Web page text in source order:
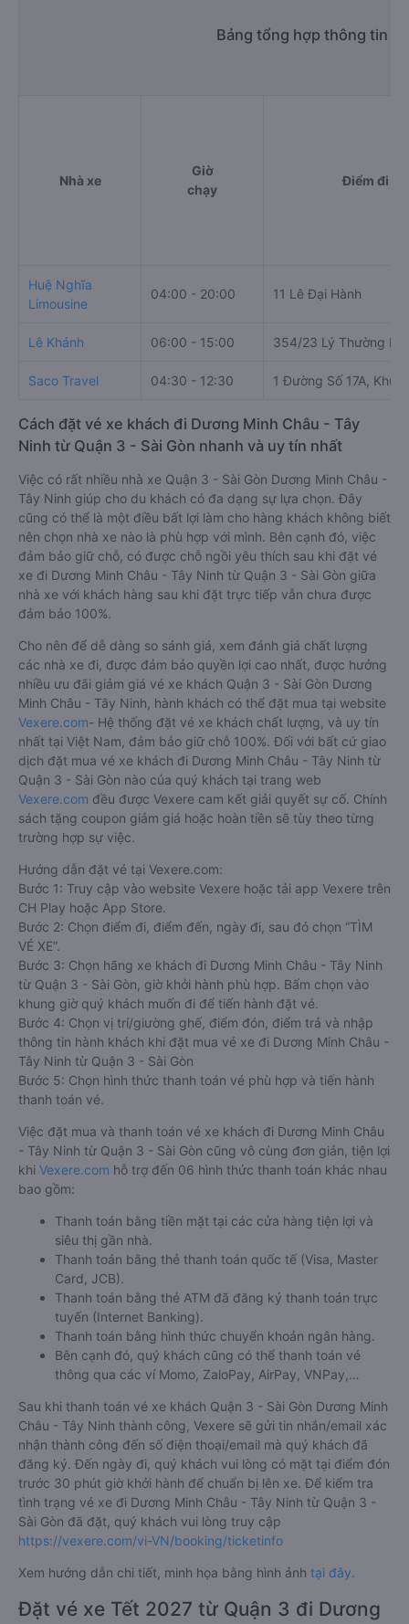
Bảng tổng hợp thông tin
Nhà xe
Giờ
chạy
Điểm đi
Huệ Nghĩa
Limousine
04:00 - 20:00 11 Lê Đại Hành
Lê Khánh 06:00 - 15:00 354/23 Lý Thường
Saco Travel 04:30 - 12:30 1 Đường Số 17A, Khu
Cách đặt vé xe khách đi Dương Minh Châu - Tây
Ninh từ Quận 3 - Sài Gòn nhanh và uy tín nhất
Việc có rất nhiều nhà xe Quận 3 - Sài Gòn Dương Minh Châu -
Tây Ninh giúp cho du khách có đa dạng sự lựa chọn. Đây
cũng có thể là một điều bất lợi làm cho hàng khách không biết
nên chọn nhà xe nào là phù hợp với mình. Bên cạnh đó, việc
đảm bảo giữ chỗ, có được chỗ ngồi yêu thích sau khi đặt vé
xe đi Dương Minh Châu - Tây Ninh từ Quận 3 - Sài Gòn giữa
nhà xe với khách hàng sau khi đặt trực tiếp vẫn chưa được
đảm bảo 100%.
Cho nên để dễ dàng so sánh giá, xem đánh giá chất lượng
các nhà xe đi, được đảm bảo quyền lợi cao nhất, được hưởng
nhiều ưu đãi giảm giá vé xe khách Quận 3 - Sài Gòn Dương
Minh Châu - Tây Ninh, hành khách có thể đặt mua tại website
Vexere.com- Hệ thống đặt vé xe khách chất lượng, và uy tín
nhất tại Việt Nam, đảm bảo giữ chỗ 100%. Đối với bất cứ giao
dịch đặt mua vé xe khách đi Dương Minh Châu - Tây Ninh từ
Quận 3 - Sài Gòn nào của quý khách tại trang web
Vexere.com đều được Vexere cam kết giải quyết sự cố. Chính
sách tặng coupon giảm giá hoặc hoàn tiền sẽ tùy theo từng
trường hợp sự việc.
Hướng dẫn đặt vé tại Vexere.com:
Bước 1: Truy cập vào website Vexere hoặc tải app Vexere trên
CH Play hoặc App Store.
Bước 2: Chọn điểm đi, điểm đến, ngày đi, sau đó chọn “TÌM
VÉ XE”.
Bước 3: Chọn hãng xe khách đi Dương Minh Châu - Tây Ninh
từ Quận 3 - Sài Gòn, giờ khởi hành phù hợp. Bấm chọn vào
khung giờ quý khách muốn đi để tiến hành đặt vé.
Bước 4: Chọn vị trí/giường ghế, điểm đón, điểm trả và nhập
thông tin hành khách khi đặt mua vé xe đi Dương Minh Châu -
Tây Ninh từ Quận 3 - Sài Gòn
Bước 5: Chọn hình thức thanh toán vé phù hợp và tiến hành
thanh toán vé.
Việc đặt mua và thanh toán vé xe khách đi Dương Minh Châu
- Tây Ninh từ Quận 3 - Sài Gòn cũng vô cùng đơn giản, tiện lợi
khi Vexere.com hỗ trợ đến 06 hình thức thanh toán khác nhau
bao gồm:
Thanh toán bằng tiền mặt tại các cửa hàng tiện lợi và
siêu thị gần nhà.
Thanh toán bằng thẻ thanh toán quốc tế (Visa, Master
Card, JCB).
Thanh toán bằng thẻ ATM đã đăng ký thanh toán trực
tuyến (Internet Banking).
Thanh toán bằng hình thức chuyển khoản ngân hàng.
Bên cạnh đó, quý khách cũng có thể thanh toán vé
thông qua các ví Momo, ZaloPay, AirPay, VNPay,…
Sau khi thanh toán vé xe khách Quận 3 - Sài Gòn Dương Minh
Châu - Tây Ninh thành công, Vexere sẽ gửi tin nhắn/email xác
nhận thành công đến số điện thoại/email mà quý khách đã
đăng ký. Đến ngày đi, quý khách vui lòng có mặt tại điểm đón
trước 30 phút giờ khởi hành để chuẩn bị lên xe. Để kiểm tra
tình trạng vé xe đi Dương Minh Châu - Tây Ninh từ Quận 3 -
Sài Gòn đã đặt, quý khách vui lòng truy cập
https://vexere.com/vi-VN/booking/ticketinfo
Xem hướng dẫn chi tiết, minh họa bằng hình ảnh tại đây.
Đặt vé xe Tết 2027 từ Quận 3 đi Dương